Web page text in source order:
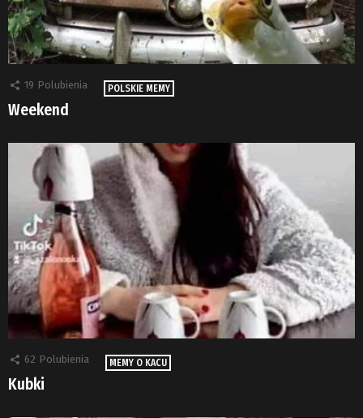
19 Polubienia POLSKIE MEMY
Weekend
62 Polubienia MEMY O KACU
Kubki